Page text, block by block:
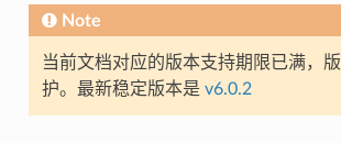
Note
当前文档对应的版本支持期限已满，
护。最新稳定版本是 v6.0.2